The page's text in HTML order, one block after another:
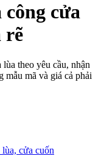
cửa
rẽ
theo yêu cầu, nhận
mẫu mã và giá cả phải
cửa cuốn